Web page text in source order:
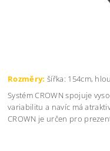
Rozměry: šířka: 154cm,
Systém CROWN spojuje
variabilitu a navíc má
CROWN je určen pro